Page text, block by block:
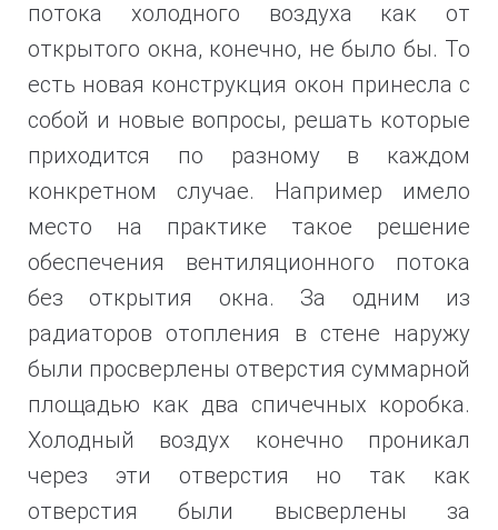
потока холодного воздуха как от
открытого окна, конечно, не было бы. То
есть новая конструкция окон принесла с
собой и новые вопросы, решать которые
приходится по разному в каждом
конкретном случае. Например имело
место на практике такое решение
обеспечения вентиляционного потока
без открытия окна. За одним из
радиаторов отопления в стене наружу
были просверлены отверстия суммарной
площадью как два спичечных коробка.
Холодный воздух конечно проникал
через эти отверстия но так как
отверстия были высверлены за